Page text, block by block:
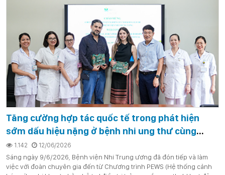
Tăng cường hợp tác quốc tế trong phát hiện
sớm dấu hiệu nặng ở bệnh nhi ung thư cùng
chuyên gia chương trình PEWS (Pediatric Early
Warning Score) của Bệnh viện Nghiên cứu trẻ em
St. Jude (Hoa Kỳ)
1.142 12/06/2026
Sáng ngày 9/6/2026, Bệnh viện Nhi Trung ương đã đón tiếp và làm
việc với đoàn chuyên gia đến từ Chương trình PEWS (Hệ thống cảnh